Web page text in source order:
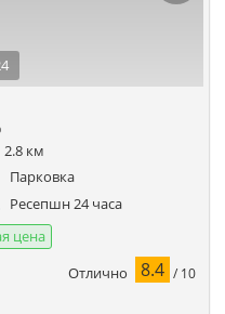
2.8 км
Парковка
Ресепшн 24 часа
цена
Отлично 8.4 / 10